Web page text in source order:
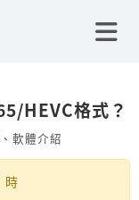
HEVC格式？
、 軟體介紹
時